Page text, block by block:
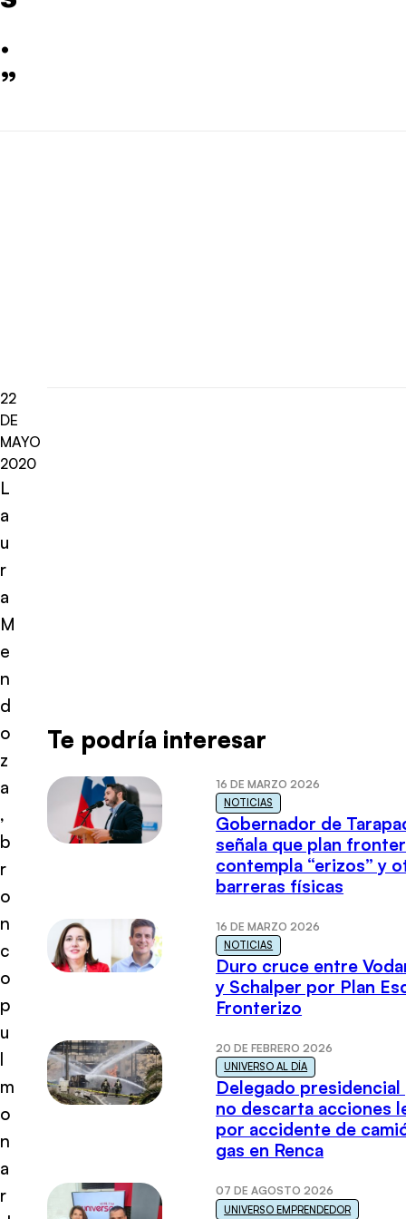
.
”
22
DE
MAYO
2020
L
a
u
r
a
M
e
n
d
o
z
a
,
b
r
o
n
c
o
p
u
l
m
o
n
a
r
Te podría interesar
16 DE MARZO 2026
NOTICIAS
Gobernador de
señala que plan
contempla “erizos” y
barreras físicas
16 DE MARZO 2026
NOTICIAS
Duro cruce entre
y Schalper por Plan
Fronterizo
20 DE FEBRERO 2026
UNIVERSO AL DÍA
Delegado presidencial
no descarta acciones
por accidente de
gas en Renca
07 DE AGOSTO 2026
UNIVERSO EMPRENDEDOR